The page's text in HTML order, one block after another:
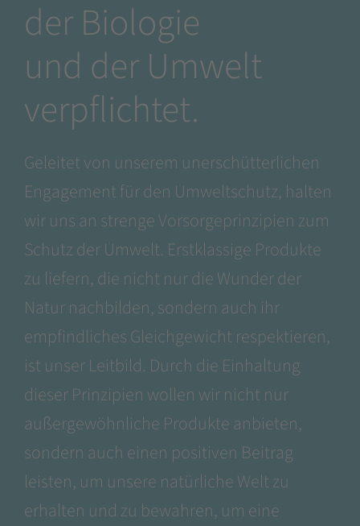
Kontakt
NOTCH in Ihrer Region
der Biologie
und der Umwelt
verpflichtet.
Geleitet von unserem unerschütterlichen
Engagement für den Umweltschutz, halten
wir uns an strenge Vorsorgeprinzipien zum
Schutz der Umwelt. Erstklassige Produkte
zu liefern, die nicht nur die Wunder der
Natur nachbilden, sondern auch ihr
empfindliches Gleichgewicht respektieren,
ist unser Leitbild. Durch die Einhaltung
dieser Prinzipien wollen wir nicht nur
außergewöhnliche Produkte anbieten,
sondern auch einen positiven Beitrag
leisten, um unsere natürliche Welt zu
erhalten und zu bewahren, um eine